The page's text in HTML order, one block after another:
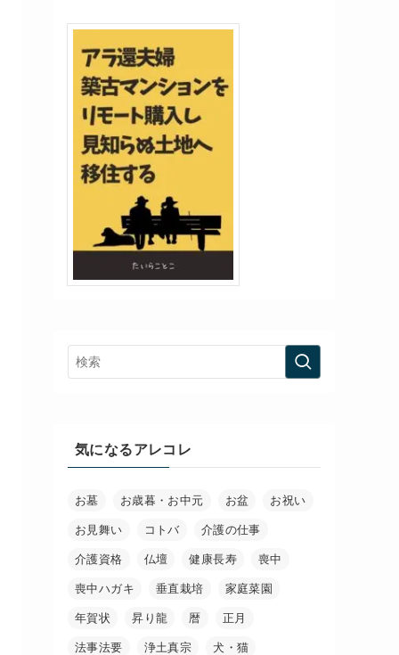
気になるアレコレ
お墓 お歳暮・お中元 お盆 お祝い
お見舞い コトバ 介護の仕事
介護資格 仏壇 健康長寿 喪中
喪中ハガキ 垂直栽培 家庭菜園
年賀状 昇り龍 暦 正月
法事法要 浄土真宗 犬・猫